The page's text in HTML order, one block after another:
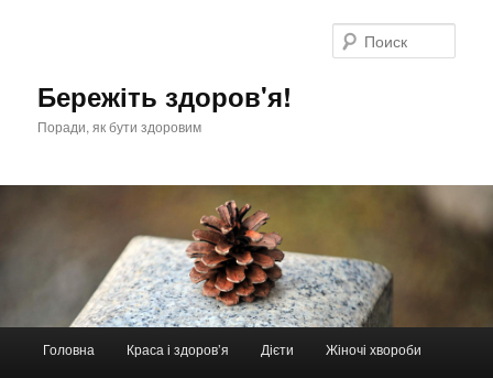
Бережіть здоров'я!
Поради, як бути здоровим
Головна Краса і здоров’я Дієти Жіночі хвороби